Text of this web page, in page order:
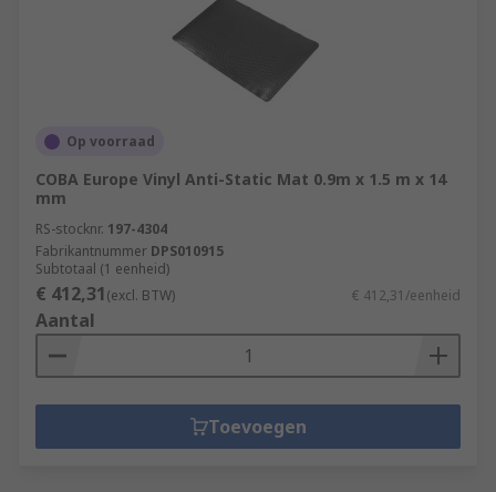
Op voorraad
COBA Europe Vinyl Anti-Static Mat 0.9m x 1.5 m x 14
mm
RS-stocknr. 197-4304
Fabrikantnummer DPS010915
Subtotaal (1 eenheid)
€ 412,31(excl. BTW) € 412,31/eenheid
Aantal
Toevoegen